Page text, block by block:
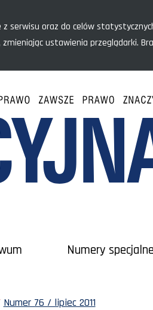
serwisu oraz do celów
ustawienia przeglądarki.
Numery specjalne
Numer 76 / lipiec 2011